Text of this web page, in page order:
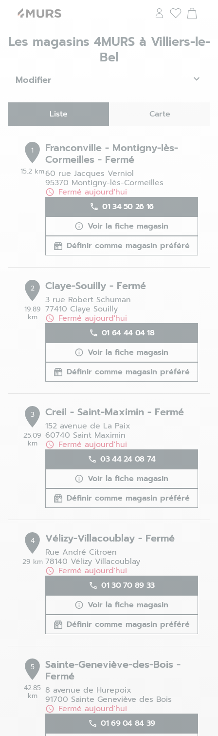
Les magasins 4MURS à Villiers-le-
Bel
Modifier
Liste Carte
1
15.2 km
Franconville - Montigny-lès-
Cormeilles - Fermé
60 rue Jacques Verniol
95370 Montigny-lès-Cormeilles
Fermé aujourd'hui
01 34 50 26 16
Voir la fiche magasin
Définir comme magasin préféré
2
19.89
km
Claye-Souilly - Fermé
3 rue Robert Schuman
77410 Claye Souilly
Fermé aujourd'hui
01 64 44 04 18
Voir la fiche magasin
Définir comme magasin préféré
3
25.09
km
Creil - Saint-Maximin - Fermé
152 avenue de La Paix
60740 Saint Maximin
Fermé aujourd'hui
03 44 24 08 74
Voir la fiche magasin
Définir comme magasin préféré
4
29 km
Vélizy-Villacoublay - Fermé
Rue André Citroën
78140 Vélizy Villacoublay
Fermé aujourd'hui
01 30 70 89 33
Voir la fiche magasin
Définir comme magasin préféré
5
42.85
km
Sainte-Geneviève-des-Bois -
Fermé
8 avenue de Hurepoix
91700 Sainte Geneviève des Bois
Fermé aujourd'hui
01 69 04 84 39